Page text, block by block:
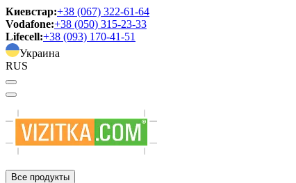
Киевстар:+38 (067) 322-61-64
Vodafone:+38 (050) 315-23-33
Lifecell:+38 (093) 170-41-51
Украина
RUS
Все продукты